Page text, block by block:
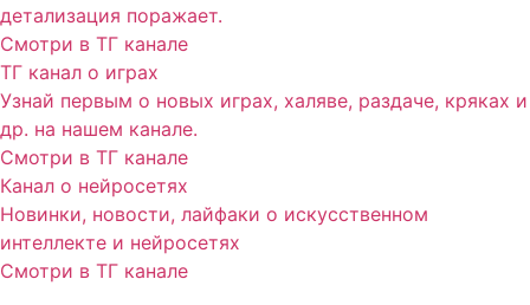
детализация поражает.
Смотри в ТГ канале
ТГ канал о играх
Узнай первым о новых играх, халяве, раздаче, кряках и
др. на нашем канале.
Смотри в ТГ канале
Канал о нейросетях
Новинки, новости, лайфаки о искусственном
интеллекте и нейросетях
Смотри в ТГ канале